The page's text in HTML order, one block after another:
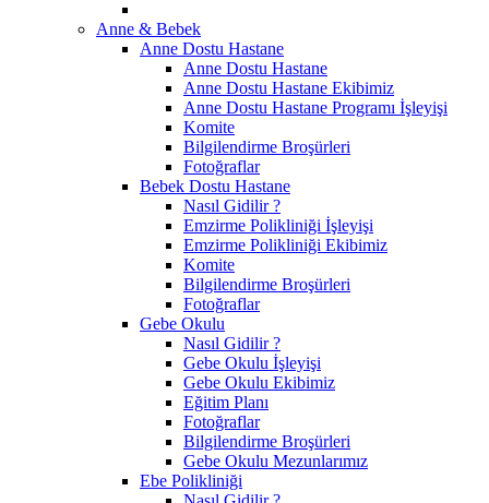
Anne & Bebek
Anne Dostu Hastane
Anne Dostu Hastane
Anne Dostu Hastane Ekibimiz
Anne Dostu Hastane Programı İşleyişi
Komite
Bilgilendirme Broşürleri
Fotoğraflar
Bebek Dostu Hastane
Nasıl Gidilir ?
Emzirme Polikliniği İşleyişi
Emzirme Polikliniği Ekibimiz
Komite
Bilgilendirme Broşürleri
Fotoğraflar
Gebe Okulu
Nasıl Gidilir ?
Gebe Okulu İşleyişi
Gebe Okulu Ekibimiz
Eğitim Planı
Fotoğraflar
Bilgilendirme Broşürleri
Gebe Okulu Mezunlarımız
Ebe Polikliniği